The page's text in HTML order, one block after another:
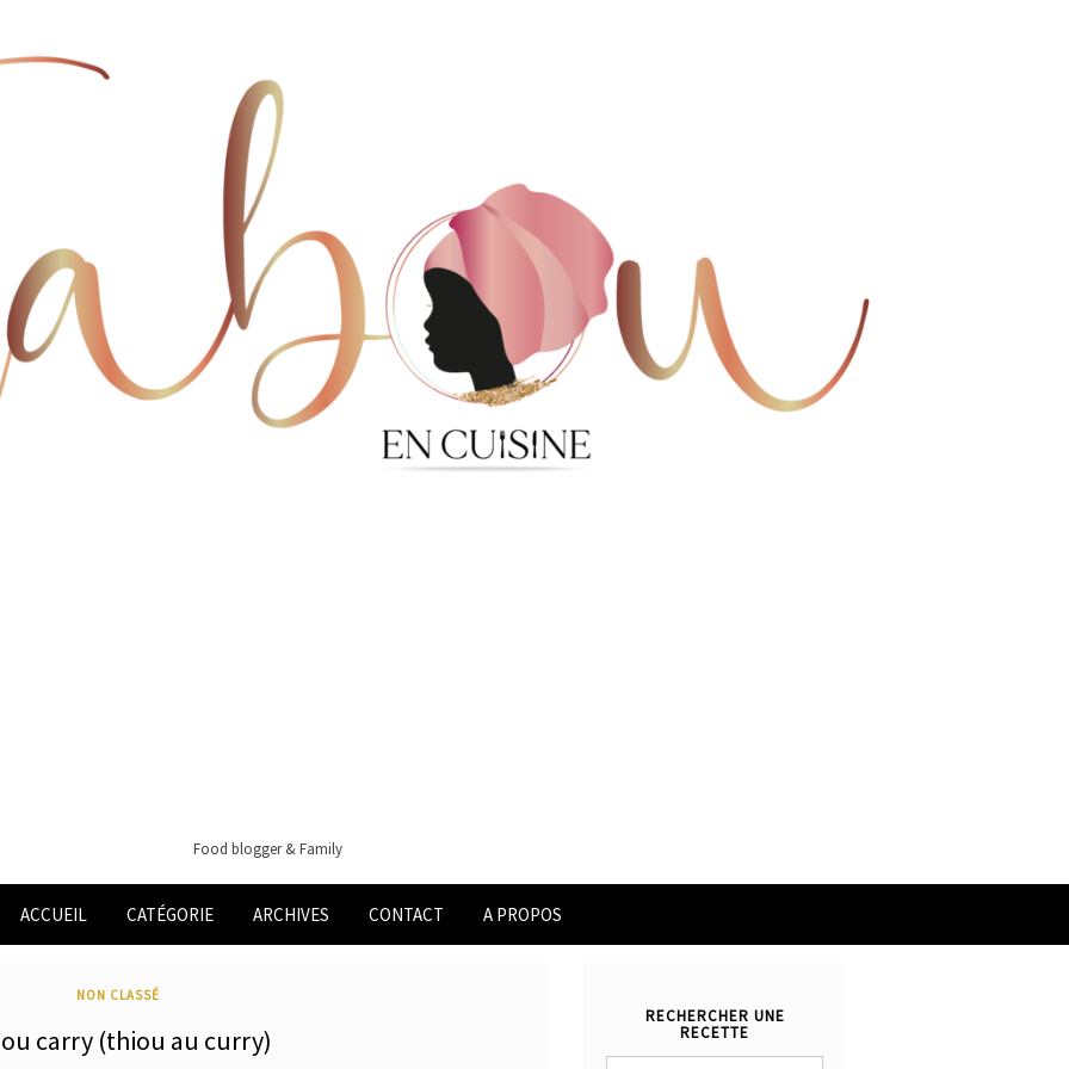
Food blogger & Family
ACCUEIL CATÉGORIE ARCHIVES CONTACT A PROPOS
NON CLASSÉ
carry (thiou au curry)
RECHERCHER UNE
RECETTE